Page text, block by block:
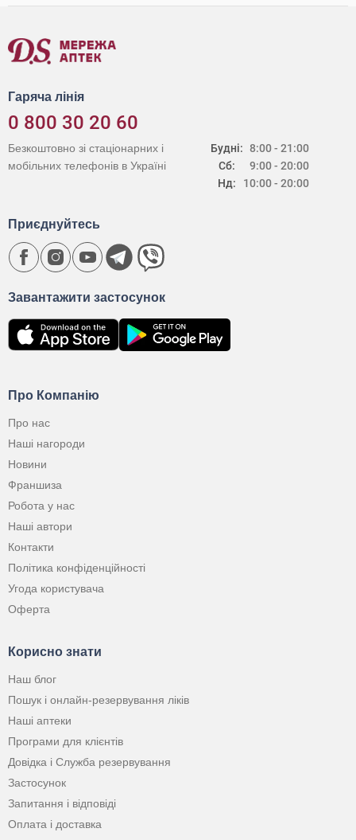
Гаряча лінія
0 800 30 20 60
Будні:
Сб:
Нд:
8:00 - 21:00
9:00 - 20:00
10:00 - 20:00
Безкоштовно зі стаціонарних і
мобільних телефонів в Україні
Про Компанію
Про нас
Наші нагороди
Новини
Франшиза
Робота у нас
Наші автори
Контакти
Політика конфіденційності
Угода користувача
Оферта
Корисно знати
Наш блог
Пошук і онлайн-резервування ліків
Наші аптеки
Програми для клієнтів
Довідка і Служба резервування
Застосунок
Запитання і відповіді
Оплата і доставка
Завантажити застосунок
Приєднуйтесь